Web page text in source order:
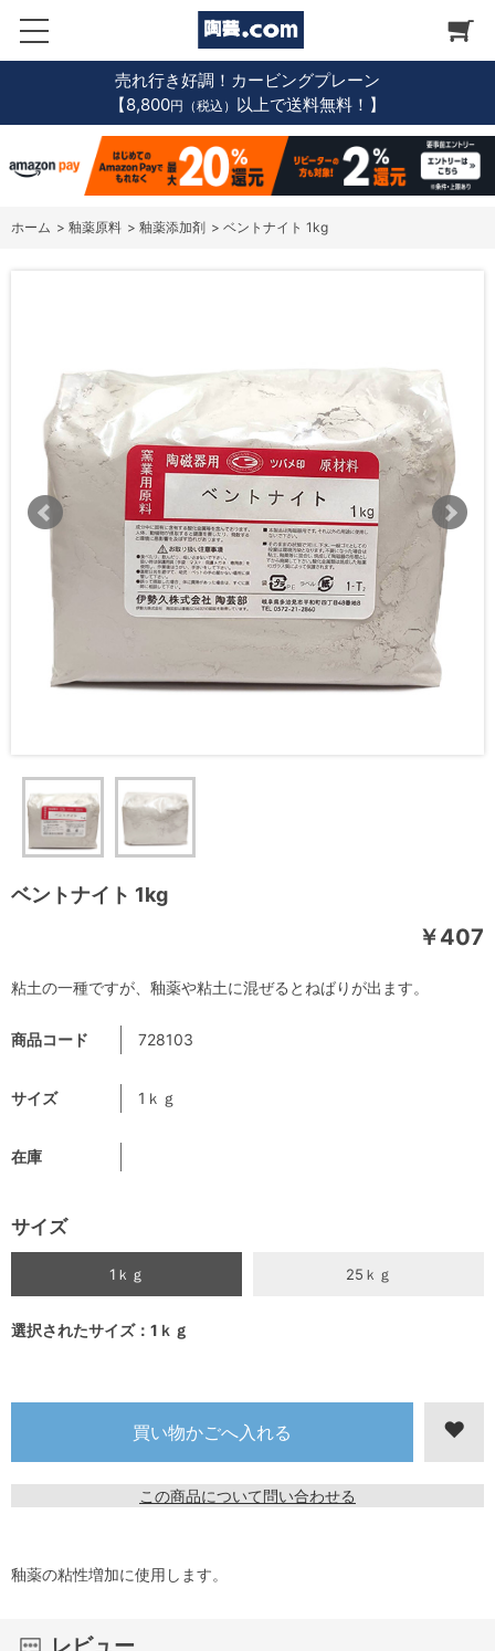
売れ行き好調！カービングプレーン
【8,800円（税込） 以上で送料無料！】
ホーム > 釉薬原料 > 釉薬添加剤 > ベントナイト 1kg
ベントナイト 1kg
￥407
商品コード 728103
サイズ 1ｋｇ
在庫
サイズ
1ｋｇ 25ｋｇ
選択されたサイズ：1ｋｇ
この商品について問い合わせる
粘土の一種ですが、釉薬や粘土に混ぜるとねばりが出ます。
釉薬の粘性増加に使用します。